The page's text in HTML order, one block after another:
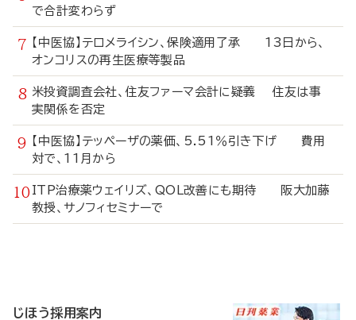
で合計変わらず
【中医協】テロメライシン、保険適用了承 13日から、
オンコリスの再生医療等製品
米投資調査会社、住友ファーマ会計に疑義 住友は事
実関係を否定
【中医協】テッペーザの薬価、5.51％引き下げ 費用
対で、11月から
ITP治療薬ウェイリズ、QOL改善にも期待 阪大加藤
教授、サノフィセミナーで
じほう採用案内